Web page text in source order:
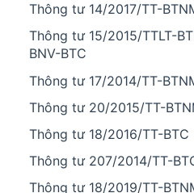
Thông tư 14/2017/TT-
Thông tư 15/2015/TTLT-
BNV-BTC
Thông tư 17/2014/TT-
Thông tư 20/2015/TT-
Thông tư 18/2016/TT-BTC
Thông tư 207/2014/TT-
Thông tư 18/2019/TT-